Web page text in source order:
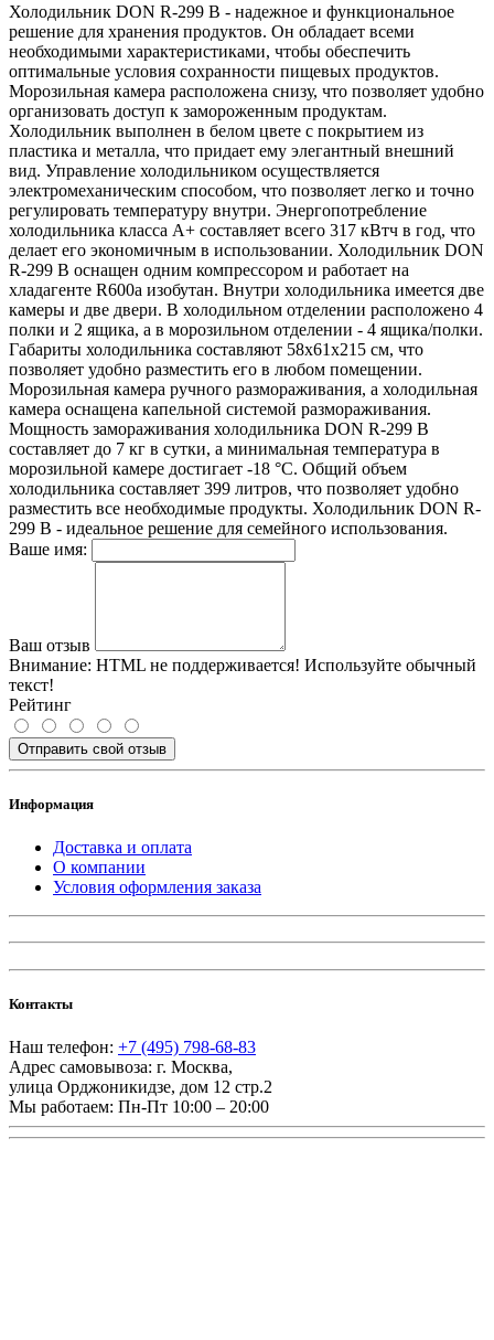
Холодильник DON R-299 B - надежное и функциональное
решение для хранения продуктов. Он обладает всеми
необходимыми характеристиками, чтобы обеспечить
оптимальные условия сохранности пищевых продуктов.
Морозильная камера расположена снизу, что позволяет удобно
организовать доступ к замороженным продуктам.
Холодильник выполнен в белом цвете с покрытием из
пластика и металла, что придает ему элегантный внешний
вид. Управление холодильником осуществляется
электромеханическим способом, что позволяет легко и точно
регулировать температуру внутри. Энергопотребление
холодильника класса A+ составляет всего 317 кВтч в год, что
делает его экономичным в использовании. Холодильник DON
R-299 B оснащен одним компрессором и работает на
хладагенте R600a изобутан. Внутри холодильника имеется две
камеры и две двери. В холодильном отделении расположено 4
полки и 2 ящика, а в морозильном отделении - 4 ящика/полки.
Габариты холодильника составляют 58x61x215 см, что
позволяет удобно разместить его в любом помещении.
Морозильная камера ручного размораживания, а холодильная
камера оснащена капельной системой размораживания.
Мощность замораживания холодильника DON R-299 B
составляет до 7 кг в сутки, а минимальная температура в
морозильной камере достигает -18 °C. Общий объем
холодильника составляет 399 литров, что позволяет удобно
разместить все необходимые продукты. Холодильник DON R-
299 B - идеальное решение для семейного использования.
Ваше имя:
Ваш отзыв
Внимание: HTML не поддерживается! Используйте обычный
текст!
Рейтинг
Отправить свой отзыв
Информация
Доставка и оплата
О компании
Условия оформления заказа
Контакты
Наш телефон: +7 (495) 798-68-83
Адрес самовывоза: г. Москва,
улица Орджоникидзе, дом 12 стр.2
Мы работаем: Пн-Пт 10:00 – 20:00